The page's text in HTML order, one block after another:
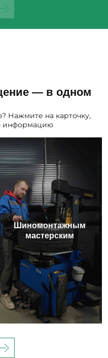
— в одном
Нажмите на карточку,
информацию
Шиномонтажным
мастерским